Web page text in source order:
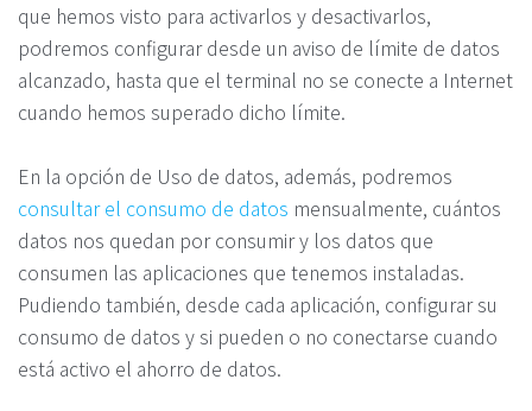
que hemos visto para activarlos y desactivarlos,
podremos configurar desde un aviso de límite de datos
alcanzado, hasta que el terminal no se conecte a Internet
cuando hemos superado dicho límite.
En la opción de Uso de datos, además, podremos
consultar el consumo de datos mensualmente, cuántos
datos nos quedan por consumir y los datos que
consumen las aplicaciones que tenemos instaladas.
Pudiendo también, desde cada aplicación, configurar su
consumo de datos y si pueden o no conectarse cuando
está activo el ahorro de datos.